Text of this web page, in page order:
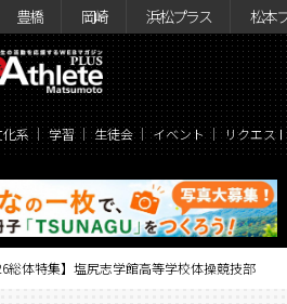
豊橋 岡崎 浜松プラス 松本
系 学習 生徒会 イベント リクエス
総体特集】塩尻志学館高等学校体操競技部